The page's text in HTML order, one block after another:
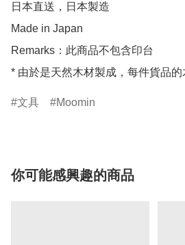
日本直送，日本製造
Made in Japan
Remarks：此商品不包含印台
* 由於是天然木材製成，每件貨品
文具 Moomin
你可能感興趣的商品